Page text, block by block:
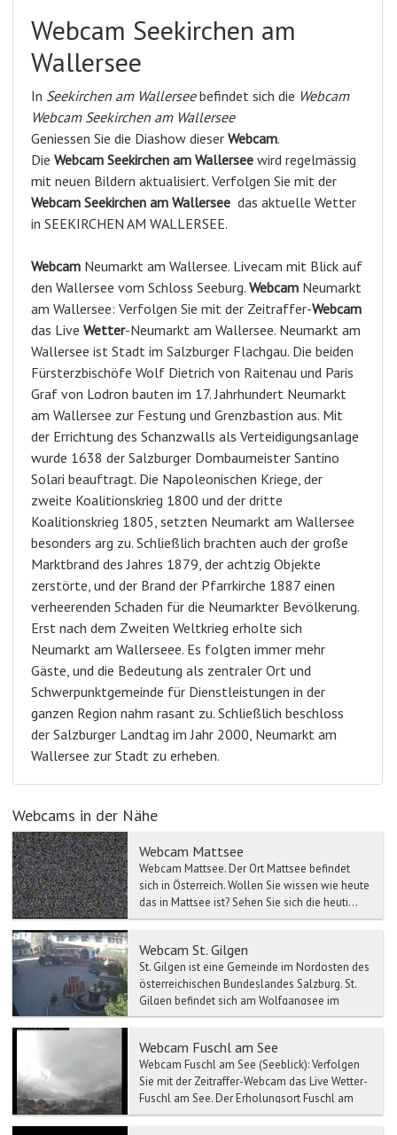
Webcam Seekirchen am
Wallersee
In Seekirchen am Wallerseebefindet sich die Webcam
Webcam Seekirchen am Wallersee
Geniessen Sie die Diashow dieser Webcam.
Die Webcam Seekirchen am Wallersee wird regelmässig
mit neuen Bildern aktualisiert. Verfolgen Sie mit der
Webcam Seekirchen am Wallersee das aktuelle Wetter
in SEEKIRCHEN AM WALLERSEE.
Webcam Neumarkt am Wallersee. Livecam mit Blick auf
den Wallersee vom Schloss Seeburg. Webcam Neumarkt
am Wallersee: Verfolgen Sie mit der Zeitraffer-Webcam
das Live Wetter-Neumarkt am Wallersee. Neumarkt am
Wallersee ist Stadt im Salzburger Flachgau. Die beiden
Fürsterzbischöfe Wolf Dietrich von Raitenau und Paris
Graf von Lodron bauten im 17. Jahrhundert Neumarkt
am Wallersee zur Festung und Grenzbastion aus. Mit
der Errichtung des Schanzwalls als Verteidigungsanlage
wurde 1638 der Salzburger Dombaumeister Santino
Solari beauftragt. Die Napoleonischen Kriege, der
zweite Koalitionskrieg 1800 und der dritte
Koalitionskrieg 1805, setzten Neumarkt am Wallersee
besonders arg zu. Schließlich brachten auch der große
Marktbrand des Jahres 1879, der achtzig Objekte
zerstörte, und der Brand der Pfarrkirche 1887 einen
verheerenden Schaden für die Neumarkter Bevölkerung.
Erst nach dem Zweiten Weltkrieg erholte sich
Neumarkt am Wallerseee. Es folgten immer mehr
Gäste, und die Bedeutung als zentraler Ort und
Schwerpunktgemeinde für Dienstleistungen in der
ganzen Region nahm rasant zu. Schließlich beschloss
der Salzburger Landtag im Jahr 2000, Neumarkt am
Wallersee zur Stadt zu erheben.
Webcams in der Nähe
Webcam Mattsee
Webcam Mattsee. Der Ort Mattsee befindet
sich in Österreich. Wollen Sie wissen wie heute
das in Mattsee ist? Sehen Sie sich die heuti...
Webcam St. Gilgen
St. Gilgen ist eine Gemeinde im Nordosten des
österreichischen Bundeslandes Salzburg. St.
Gilgen befindet sich am Wolfgangsee im
Salzkammergut und ...
Webcam Fuschl am See
Webcam Fuschl am See (Seeblick): Verfolgen
Sie mit der Zeitraffer-Webcam das Live Wetter-
Fuschl am See. Der Erholungsort Fuschl am
Se...